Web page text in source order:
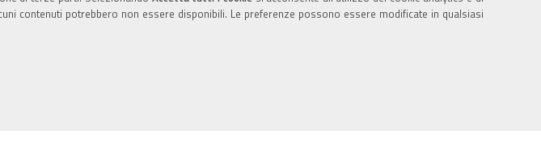
contenuti potrebbero non essere disponibili. Le preferenze possono essere modificate in qualsiasi